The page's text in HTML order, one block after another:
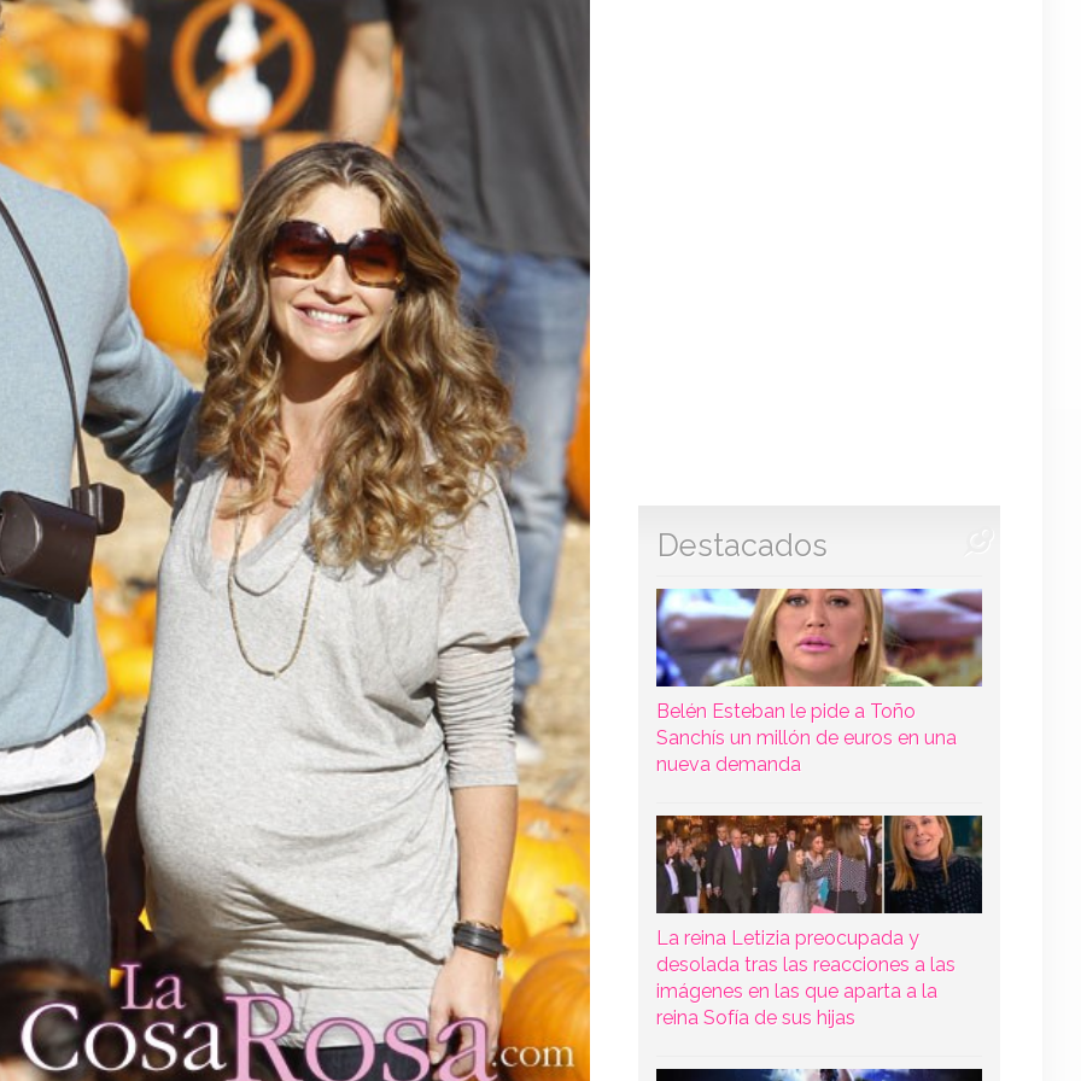
Destacados
Belén Esteban le pide a Toño
Sanchís un millón de euros en una
nueva demanda
La reina Letizia preocupada y
desolada tras las reacciones a las
imágenes en las que aparta a la
reina Sofía de sus hijas